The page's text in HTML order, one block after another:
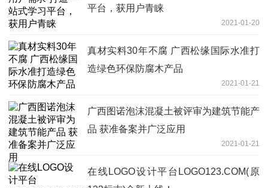
平台，获用户青睐
2021-01-20
真材实料30年不腐 广西松缘国际水准打
造绿色环保防腐木产品
2021-01-21
广西图诺泡沫混凝土被评审为建筑节能产
品 获准备案并广泛应用
2021-01-21
在线LOGO设计平台LOGO123.COM(原